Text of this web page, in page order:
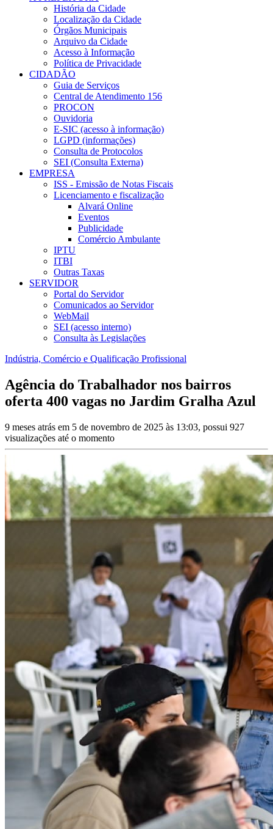
História da Cidade
Localização da Cidade
Órgãos Municipais
Arquivo da Cidade
Acesso à Informação
Política de Privacidade
CIDADÃO
Guia de Serviços
Central de Atendimento 156
PROCON
Ouvidoria
E-SIC (acesso à informação)
LGPD (informações)
Consulta de Protocolos
SEI (Consulta Externa)
EMPRESA
ISS - Emissão de Notas Fiscais
Licenciamento e fiscalização
Alvará Online
Eventos
Publicidade
Comércio Ambulante
IPTU
ITBI
Outras Taxas
SERVIDOR
Portal do Servidor
Comunicados ao Servidor
WebMail
SEI (acesso interno)
Consulta às Legislações
Indústria, Comércio e Qualificação Profissional
Agência do Trabalhador nos bairros
oferta 400 vagas no Jardim Gralha Azul
9 meses atrás em 5 de novembro de 2025 às 13:03, possui 927
visualizações até o momento